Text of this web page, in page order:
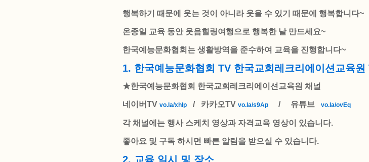
행복하기 때문에 웃는 것이 아니라 웃을 수 있기 때문에 행복합니다~
온종일 교육 동안 웃음힐링여행으로 행복한 날 만드세요~
한국예능문화협회는 생활방역을 준수하여 교육을 진행합니다~
1. 한국예능문화협회 TV 한국교회레크리에이션교육원
★한국예능문화협회 한국교회레크리에이션교육원 채널
네이버TV vo.la/xhlp / 카카오TV vo.la/s9Ap / 유튜브 vo.la/ovEq
각 채널에는 행사 스케치 영상과 자격교육 영상이 있습니다.
좋아요 및 구독 하시면 빠른 알림을 받으실 수 있습니다.
2. 교육 일시 및 장소